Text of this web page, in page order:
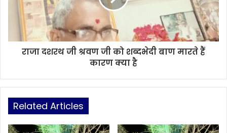
राजा दशरथ जी श्रवण जी को शब्दभेदी बाण मारते हैं
कारण क्या है
Related Articles